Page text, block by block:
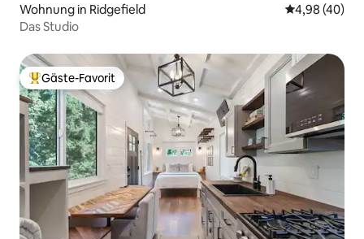
Wohnung in Ridgefield
4,98 (40)
Das Studio
Beliebter Gäste-Favorit.
Gäste-Favorit